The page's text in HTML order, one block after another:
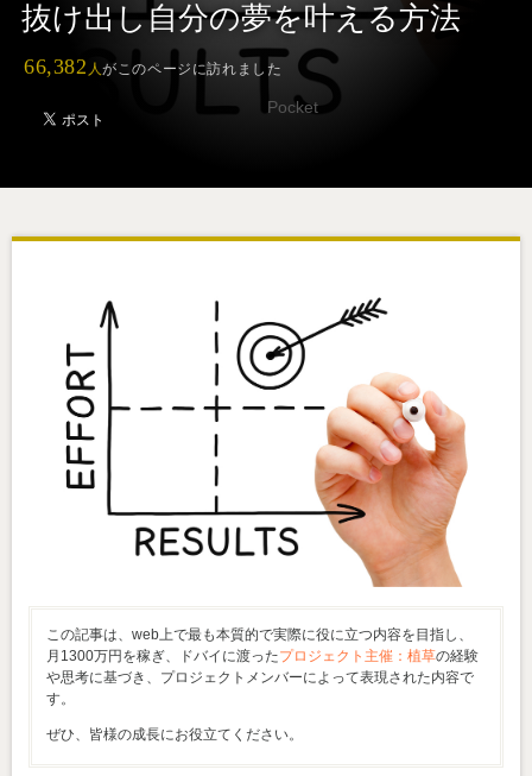
抜け出し自分の夢を叶える方法
66,382 人がこのページに訪れました
Pocket
この記事は、web上で最も本質的で実際に役に立つ内容を目指し、
月1300万円を稼ぎ、ドバイに渡ったプロジェクト主催：植草の経験
や思考に基づき、プロジェクトメンバーによって表現された内容で
す。
ぜひ、皆様の成長にお役立てください。